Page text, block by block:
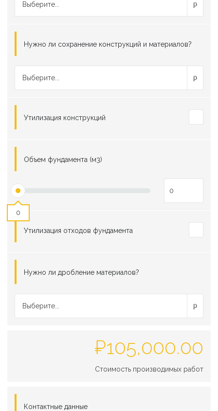
Выберите...
Нужно ли сохранение конструкций и материалов?
Выберите...
Утилизация конструкций
Объем фундамента (м3)
0
Утилизация отходов фундамента
Нужно ли дробление материалов?
Выберите...
₽105,000.00
Стоимость производимых работ
Контактные данные